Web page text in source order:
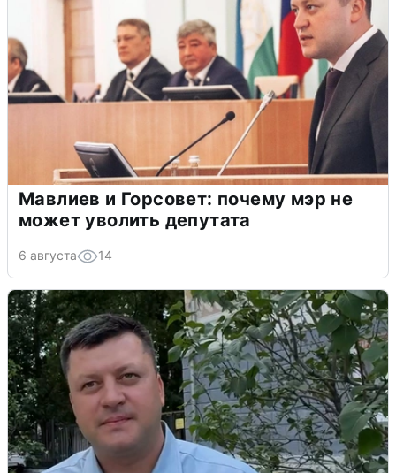
Мавлиев и Горсовет: почему мэр не
может уволить депутата
6 августа 14